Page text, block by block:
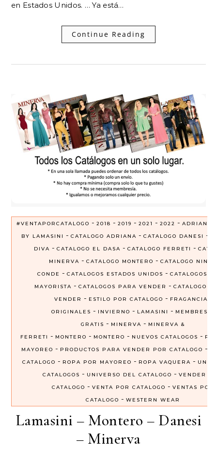
en Estados Unidos. … Ya está…
Continue Reading
#VENTAPORCATALOGO - 2018 - 2019 - 2021 - 2022 - ADRIANA
BY LAMASINI - CATALOGO ADRIANA - CATALOGO DANESI -
DIVA - CATALOGO EL DASA - CATALOGO FERRETI -
MINERVA - CATALOGO MONTERO - CATALOGO NINEL
CONDE
- CATALOGOS ESTADOS UNIDOS - CATALOGOS
MAYORISTA - CATALOGOS PARA VENDER - CATALOGOS
VENDER
- ESTILO POR CATALOGO - FRAGANCIAS
ORIGINALES - INVIERNO - LAMASINI - MEMBRESIA
GRATIS - MINERVA - MINERVA &
FERRETI
- MONTERO - MONTERO - NUEVOS CATALOGOS -
MAYOREO - PRODUCTOS PARA VENDER POR CATALOGO -
CATALOGO - ROPA POR MAYOREO - ROPA VAQUERA -
CATALOGOS - UNIVERSO DEL CATALOGO - VENDER
CATALOGO - VENTA POR CATALOGO - VENTAS POR
CATALOGO - WESTERN WEAR
Lamasini – Montero – Danesi
– Minerva